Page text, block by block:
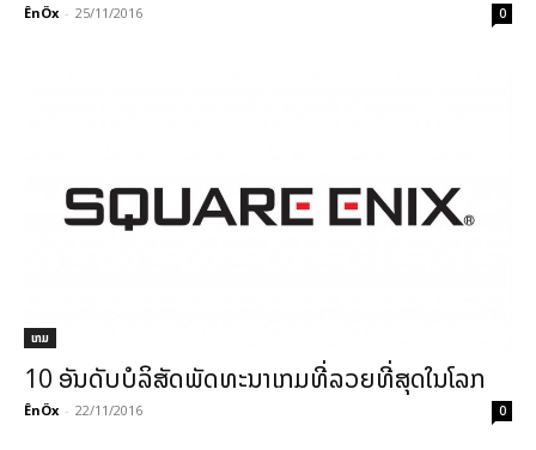
ÊnÖx - 25/11/2016 0
ເກມ
10 ອັນດັບບໍລິສັດພັດທະນາເກມທີ່ລວຍທີ່ສຸດໃນໂລກ
ÊnÖx - 22/11/2016 0